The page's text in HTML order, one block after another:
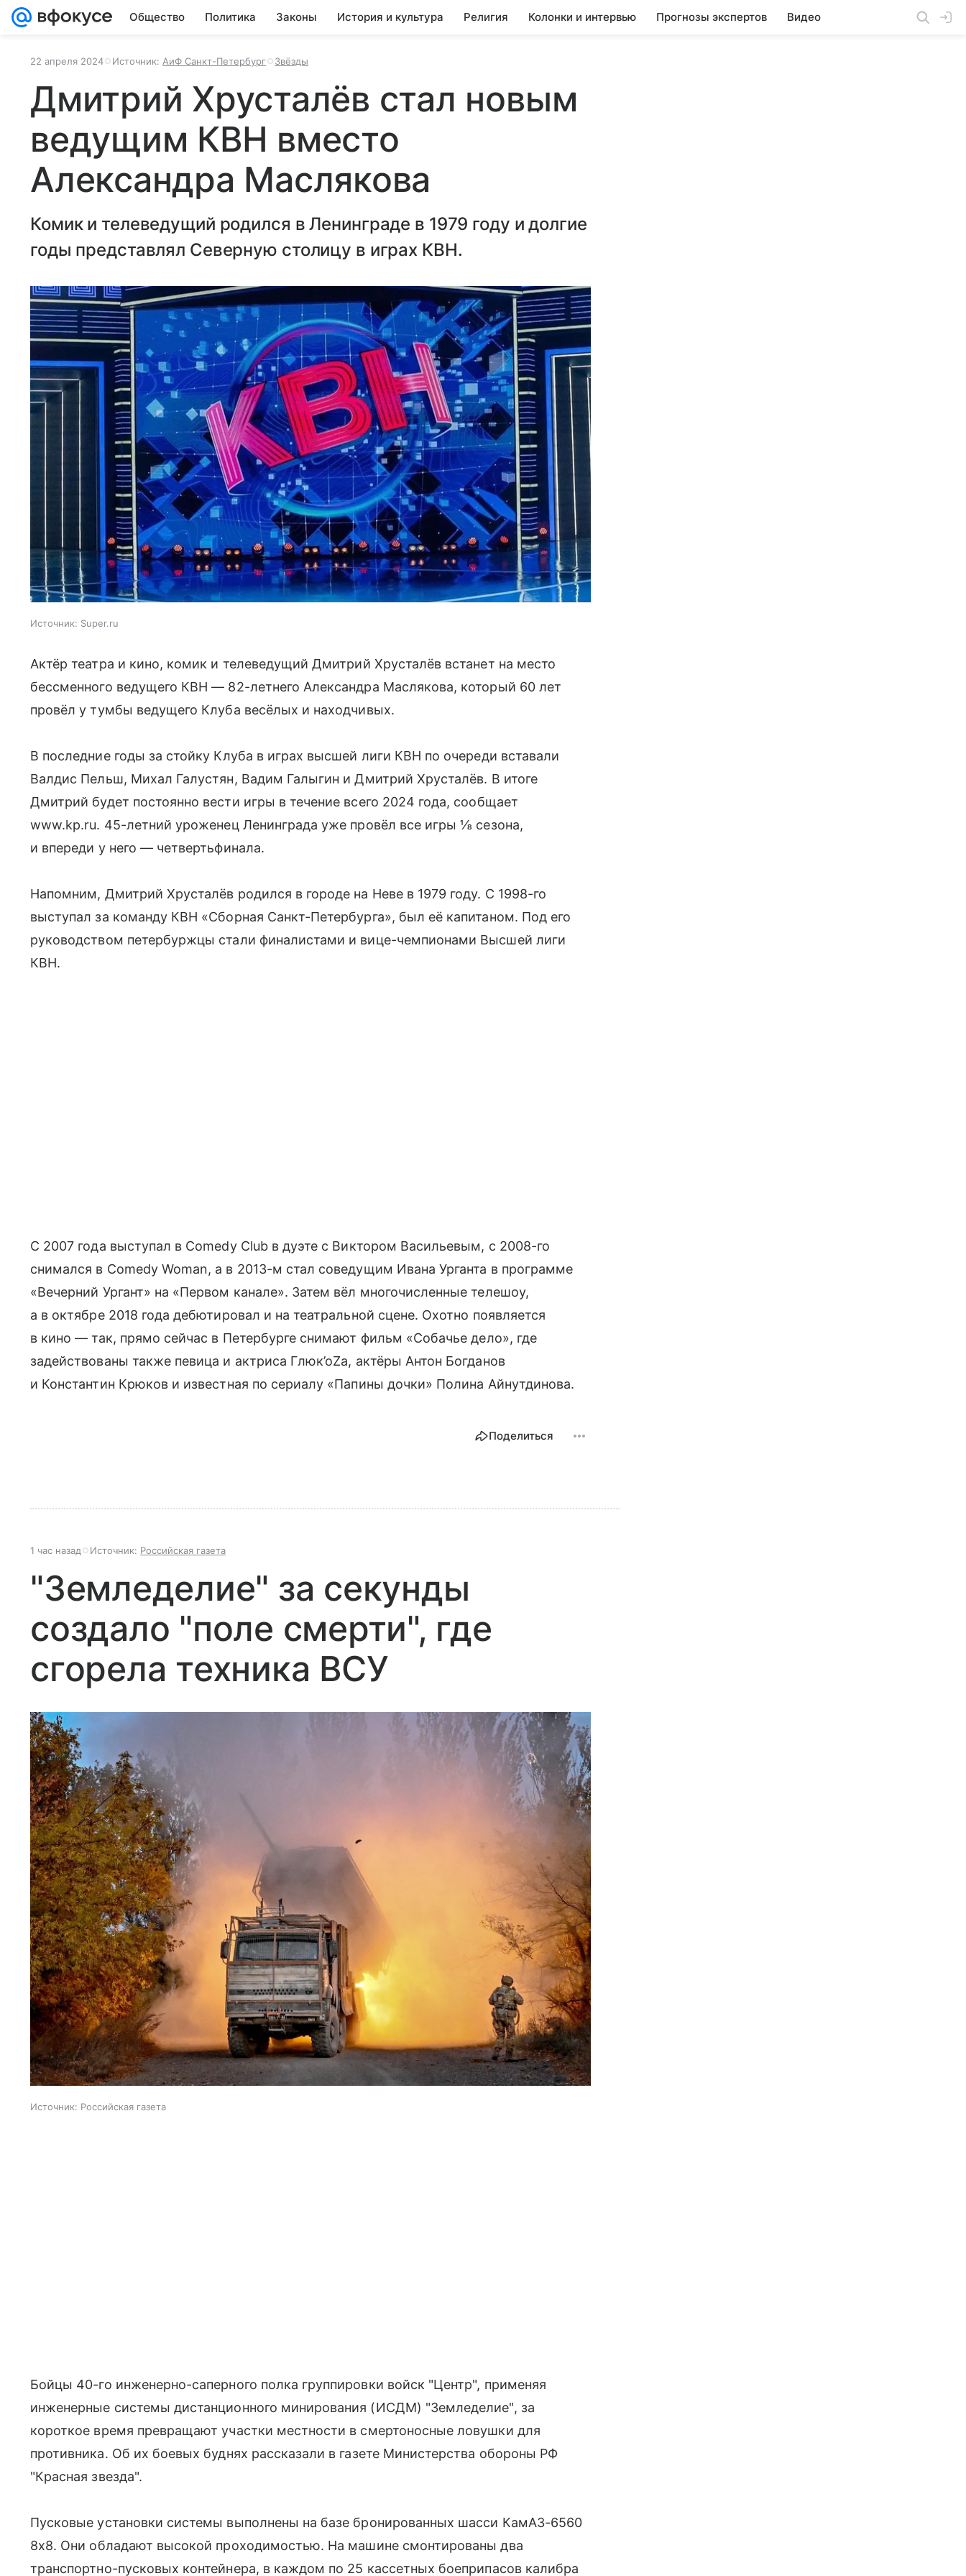
Общество Политика Законы История и культура Религия Колонки и интервью Прогнозы экспертов Видео
22 апреля 2024 Источник: АиФ Санкт-Петербург Звёзды
Дмитрий Хрусталёв стал новым
ведущим КВН вместо
Александра Маслякова
Комик и телеведущий родился в Ленинграде в 1979 году и долгие
годы представлял Северную столицу в играх КВН.
Источник: Super.ru
Актёр театра и кино, комик и телеведущий Дмитрий Хрусталёв встанет на место
бессменного ведущего КВН — 82-летнего Александра Маслякова, который 60 лет
провёл у тумбы ведущего Клуба весёлых и находчивых.
В последние годы за стойку Клуба в играх высшей лиги КВН по очереди вставали
Валдис Пельш, Михал Галустян, Вадим Галыгин и Дмитрий Хрусталёв. В итоге
Дмитрий будет постоянно вести игры в течение всего 2024 года, сообщает
www.kp.ru. 45-летний уроженец Ленинграда уже провёл все игры ⅛ сезона,
и впереди у него — четвертьфинала.
Напомним, Дмитрий Хрусталёв родился в городе на Неве в 1979 году. С 1998-го
выступал за команду КВН «Сборная Санкт-Петербурга», был её капитаном. Под его
руководством петербуржцы стали финалистами и вице-чемпионами Высшей лиги
КВН.
С 2007 года выступал в Comedy Club в дуэте с Виктором Васильевым, с 2008-го
снимался в Comedy Woman, а в 2013-м стал соведущим Ивана Урганта в программе
«Вечерний Ургант» на «Первом канале». Затем вёл многочисленные телешоу,
а в октябре 2018 года дебютировал и на театральной сцене. Охотно появляется
в кино — так, прямо сейчас в Петербурге снимают фильм «Собачье дело», где
задействованы также певица и актриса Глюк’оZа, актёры Антон Богданов
и Константин Крюков и известная по сериалу «Папины дочки» Полина Айнутдинова.
Поделиться
1 час назад Источник: Российская газета
"Земледелие" за секунды
создало "поле смерти", где
сгорела техника ВСУ
Источник: Российская газета
Бойцы 40-го инженерно-саперного полка группировки войск "Центр", применяя
инженерные системы дистанционного минирования (ИСДМ) "Земледелие", за
короткое время превращают участки местности в смертоносные ловушки для
противника. Об их боевых буднях рассказали в газете Министерства обороны РФ
"Красная звезда".
Пусковые установки системы выполнены на базе бронированных шасси КамАЗ-6560
8х8. Они обладают высокой проходимостью. На машине смонтированы два
транспортно-пусковых контейнера, в каждом по 25 кассетных боеприпасов калибра